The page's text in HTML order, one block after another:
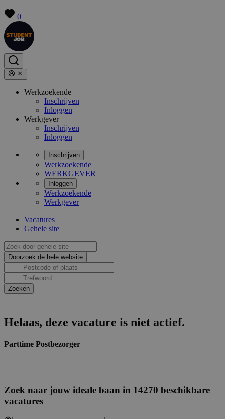
0
Werkzoekende
Inschrijven
Inloggen
Werkgever
Inschrijven
Inloggen
Inschrijven
Werkzoekende
WERKGEVER
Inloggen
Werkzoekende
Werkgever
Vacatures
Gehele site
Helaas, deze vacature is niet actief.
Parttime Postbezorger
Zoek naar jouw ideale baan in 14270 beschikbare
vacatures